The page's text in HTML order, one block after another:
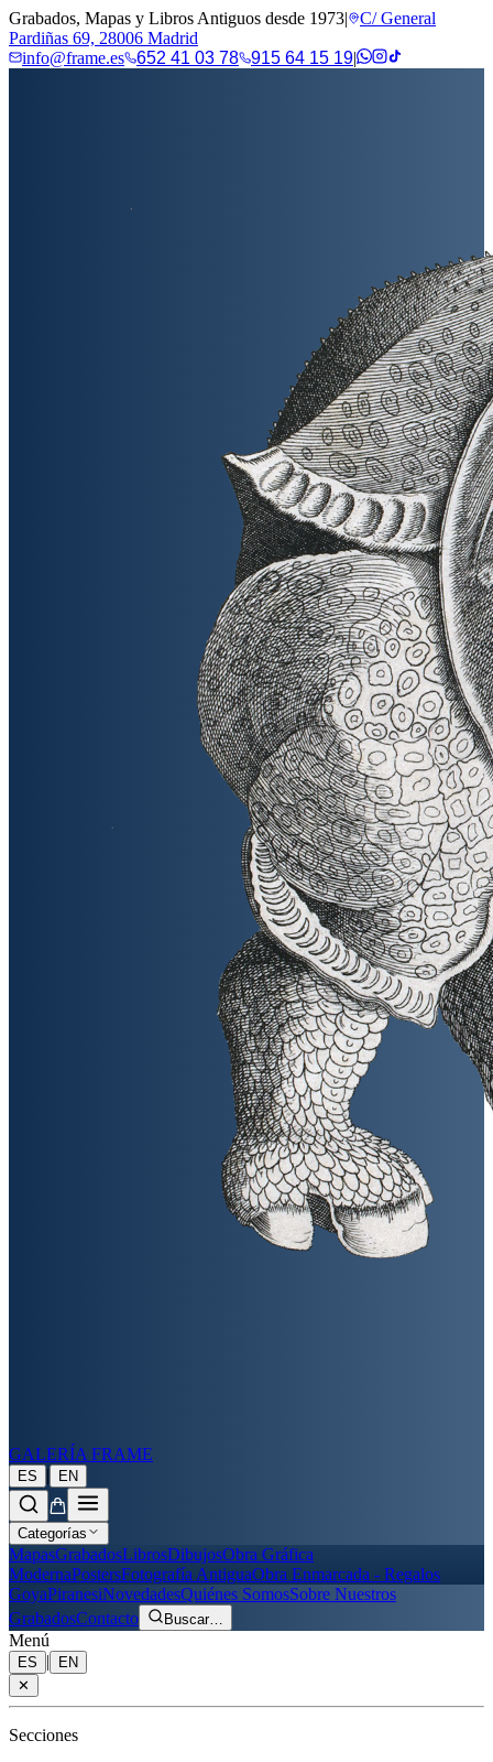
Grabados, Mapas y Libros Antiguos desde 1973|
C/ General
Pardiñas 69, 28006 Madrid
info@frame.es
652 41 03 78 915 64 15 19|
GALERÍA FRAME
ES | EN
Categorías
MapasGrabadosLibrosDibujosObra Gráfica
ModernaPostersFotografía AntiguaObra Enmarcada - Regalos
GoyaPiranesiNovedadesQuiénes SomosSobre Nuestros
GrabadosContacto Buscar…
Menú
ES |
EN
✕
Secciones